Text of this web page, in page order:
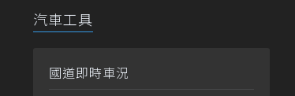
汽車工具
國道即時車況